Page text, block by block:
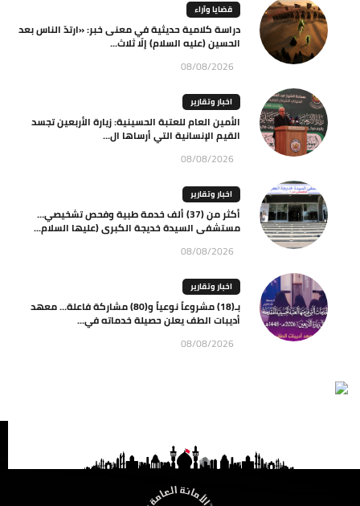
قضايا وآراء
دراسة كلامية حديثية في معنى خبر: «ارتدّ الناس بعد
الحسين (عليه السلام) إلّا ثلاث...
08/08/2026
اخبار وتقارير
الأمين العام للعتبة الحسينية: زيارة الأربعين تجسد
القيم الإنسانية التي أرساها ال...
08/08/2026
اخبار وتقارير
أكثر من (37) ألف خدمة طبية وفحص تشخيصي…
مستشفى السيدة خديجة الكبرى (عليها السلام...
08/08/2026
اخبار وتقارير
بـ(18) مشروعاً نوعياً و(80) مشاركة فاعلة… معهد
أديبات الطف يعلن حصيلة خدماته في...
08/08/2026